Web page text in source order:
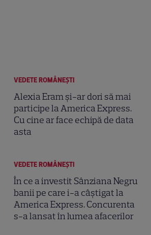
VEDETE ROMÂNEŞTI
Alexia Eram și-ar dori să mai
participe la America Express.
Cu cine ar face echipă de data
asta
VEDETE ROMÂNEŞTI
În ce a investit Sânziana Negru
banii pe care i-a câștigat la
America Express. Concurenta
s-a lansat în lumea afacerilor